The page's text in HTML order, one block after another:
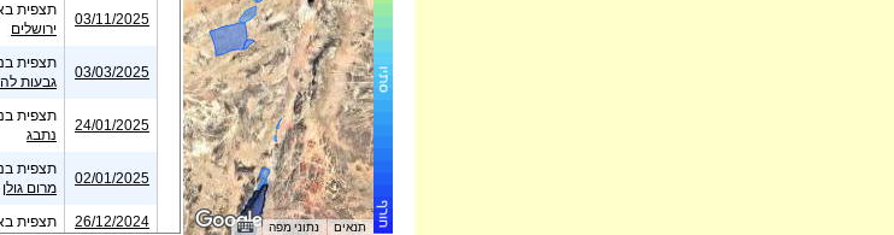
תצפית
ירושלים
03/11/2025
תצפית
גבעות
03/03/2025
תצפית
נתבג
24/01/2025
תצפית
מרום גולן
02/01/2025
תצפית 26/12/2024